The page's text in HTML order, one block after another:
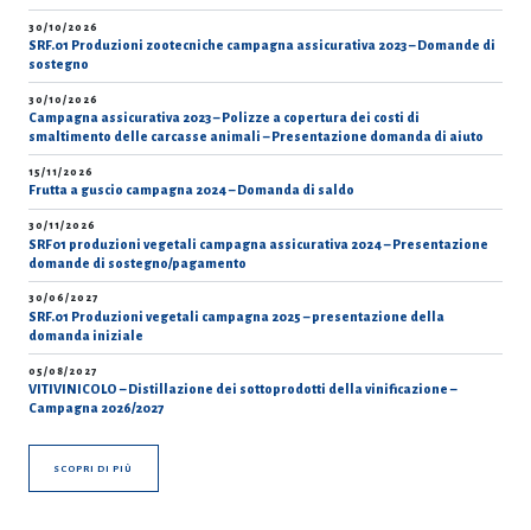
30/10/2026
SRF.01 Produzioni zootecniche campagna assicurativa 2023 – Domande di
sostegno
30/10/2026
Campagna assicurativa 2023 – Polizze a copertura dei costi di
smaltimento delle carcasse animali – Presentazione domanda di aiuto
15/11/2026
Frutta a guscio campagna 2024 – Domanda di saldo
30/11/2026
SRF01 produzioni vegetali campagna assicurativa 2024 – Presentazione
domande di sostegno/pagamento
30/06/2027
SRF.01 Produzioni vegetali campagna 2025 – presentazione della
domanda iniziale
05/08/2027
VITIVINICOLO – Distillazione dei sottoprodotti della vinificazione –
Campagna 2026/2027
SCOPRI DI PIÙ